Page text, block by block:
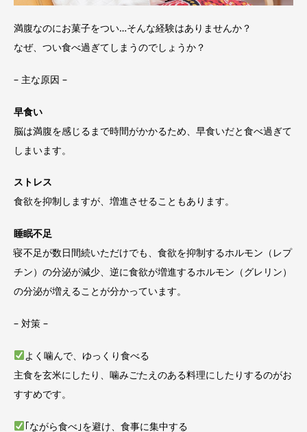
満腹なのにお菓子をつい…そんな経験はありませんか？
なぜ、つい食べ過ぎてしまうのでしょうか？
– 主な原因 –
早食い
脳は満腹を感じるまで時間がかかるため、早食いだと食べ過ぎて
しまいます。
ストレス
食欲を抑制しますが、増進させることもあります。
睡眠不足
寝不足が数日間続いただけでも、食欲を抑制するホルモン（レプ
チン）の分泌が減少、逆に食欲が増進するホルモン（グレリン）
の分泌が増えることが分かっています。
– 対策 –
よく噛んで、ゆっくり食べる
主食を玄米にしたり、噛みごたえのある料理にしたりするのがお
すすめです。
｢ながら食べ｣を避け、食事に集中する